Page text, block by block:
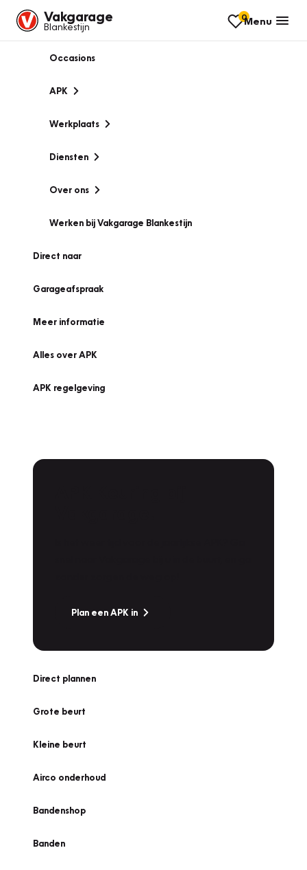
Vakgarage
Blankestijn
0Menu
Occasions
APK
Werkplaats
Diensten
Over ons
Werken bij Vakgarage Blankestijn
Direct naar
Garageafspraak
Meer informatie
Alles over APK
APK regelgeving
Plan een APK in
Direct plannen
Grote beurt
Kleine beurt
Airco onderhoud
Bandenshop
Banden